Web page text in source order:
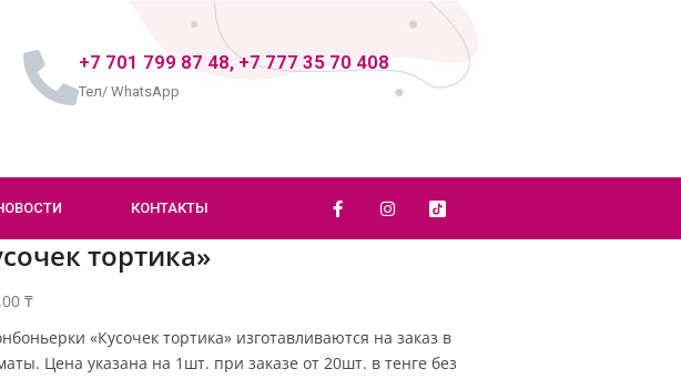
+7 701 799 87 48, +7 777 35 70 408
Тел/ WhatsApp
КОНТАКТЫ
тортика»
₸
«Кусочек тортика» изготавливаются на заказ в
Цена указана на 1шт. при заказе от 20шт. в тенге без